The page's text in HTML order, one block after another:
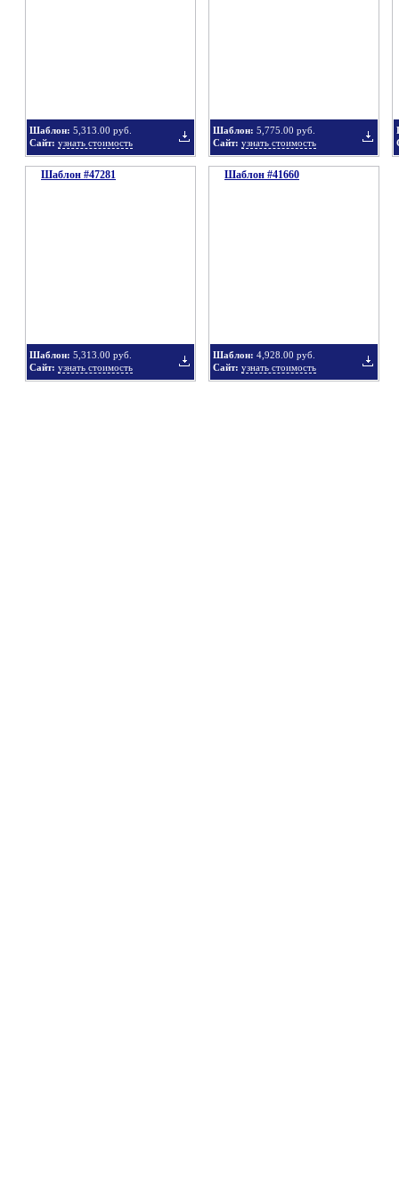
Шаблон: 5,313.00 руб.
Сайт: узнать стоимость
Шаблон: 5,775.00 руб.
Сайт: узнать стоимость
Шаблон #47281
Шаблон: 5,313.00 руб.
Сайт: узнать стоимость
Шаблон #41660
Шаблон: 4,928.00 руб.
Сайт: узнать стоимость